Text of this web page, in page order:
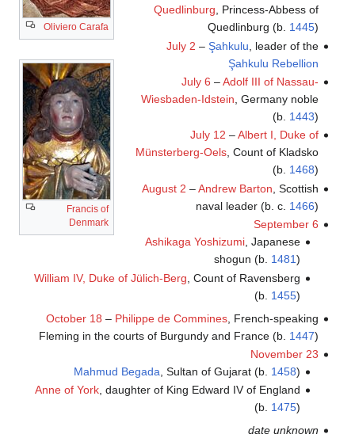
Oliviero Carafa
Francis of
Denmark
Quedlinburg, Princess-Abbess of
Quedlinburg (b. 1445)
July 2 – Şahkulu , leader of the
Şahkulu Rebellion
July 6 –Adolf III of Nassau-
Wiesbaden-Idstein , Germany noble
(b. 1443)
July 12 –Albert I, Duke of
Münsterberg-Oels, Count of Kladsko
(b. 1468)
August 2 –Andrew Barton , Scottish
naval leader (b. c. 1466)
September 6
Ashikaga Yoshizumi, Japanese
shogun (b. 1481)
William IV, Duke of Jülich-Berg , Count of Ravensberg
(b. 1455)
October 18 – Philippe de Commines, French-speaking
Fleming in the courts of Burgundy and France (b. 1447)
November 23
Mahmud Begada , Sultan of Gujarat (b. 1458)
Anne of York, daughter of King Edward IV of England
(b. 1475)
date unknown